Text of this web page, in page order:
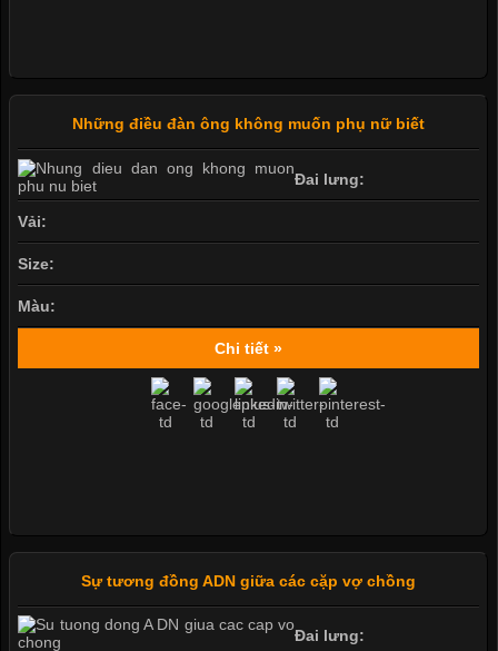
Những điều đàn ông không muốn phụ nữ biết
Đai lưng:
Vải:
Size:
Màu:
Chi tiết »
Sự tương đồng ADN giữa các cặp vợ chồng
Đai lưng: